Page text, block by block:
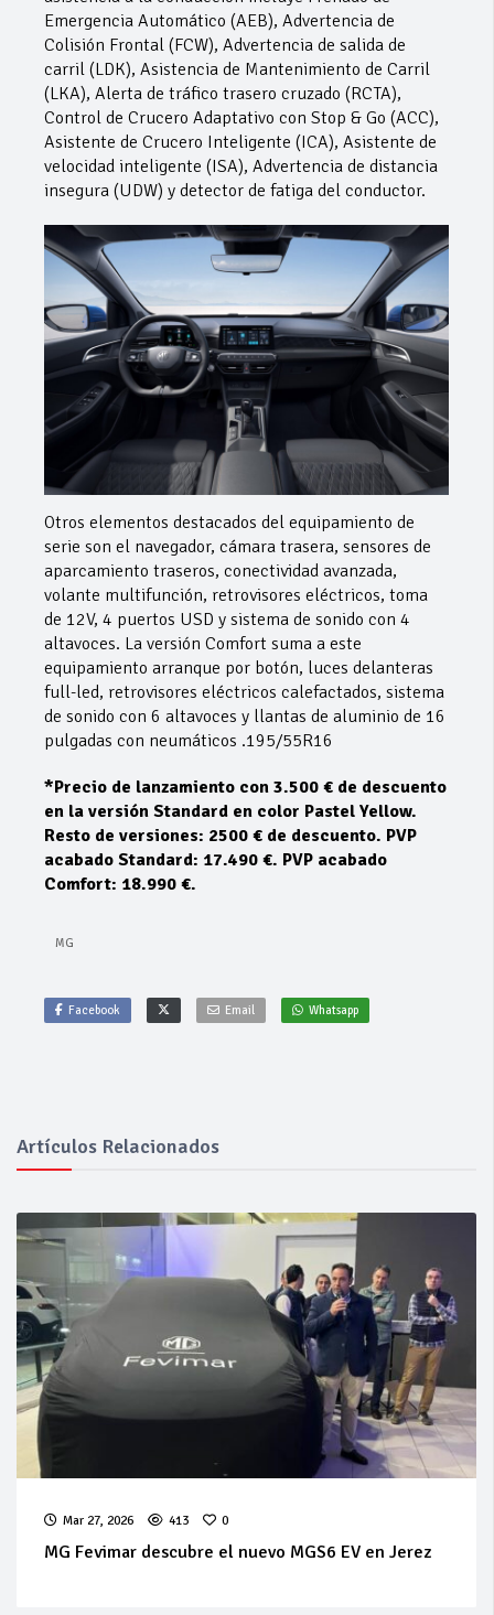
Emergencia Automático (AEB), Advertencia de
Colisión Frontal (FCW), Advertencia de salida de
carril (LDK), Asistencia de Mantenimiento de Carril
(LKA), Alerta de tráfico trasero cruzado (RCTA),
Control de Crucero Adaptativo con Stop & Go (ACC),
Asistente de Crucero Inteligente (ICA), Asistente de
velocidad inteligente (ISA), Advertencia de distancia
insegura (UDW) y detector de fatiga del conductor.
Otros elementos destacados del equipamiento de
serie son el navegador, cámara trasera, sensores de
aparcamiento traseros, conectividad avanzada,
volante multifunción, retrovisores eléctricos, toma
de 12V, 4 puertos USD y sistema de sonido con 4
altavoces. La versión Comfort suma a este
equipamiento arranque por botón, luces delanteras
full-led, retrovisores eléctricos calefactados, sistema
de sonido con 6 altavoces y llantas de aluminio de 16
pulgadas con neumáticos .195/55R16
*Precio de lanzamiento con 3.500 € de descuento
en la versión Standard en color Pastel Yellow.
Resto de versiones: 2500 € de descuento. PVP
acabado Standard: 17.490 €. PVP acabado
Comfort: 18.990 €.
MG
Facebook Email Whatsapp
Artículos Relacionados
Mar 27, 2026 413 0
MG Fevimar descubre el nuevo MGS6 EV en Jerez